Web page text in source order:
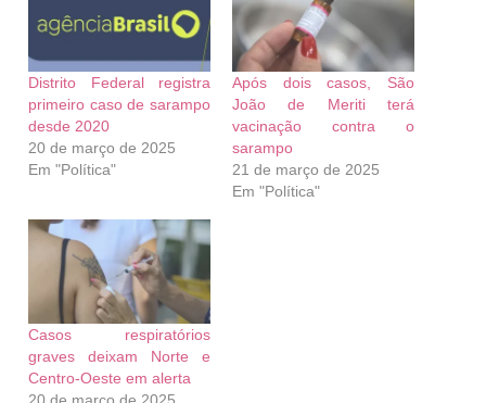
Distrito Federal registra
primeiro caso de sarampo
desde 2020
20 de março de 2025
Em "Política"
Após dois casos, São
João de Meriti terá
vacinação contra o
sarampo
21 de março de 2025
Em "Política"
Casos respiratórios
graves deixam Norte e
Centro-Oeste em alerta
20 de março de 2025